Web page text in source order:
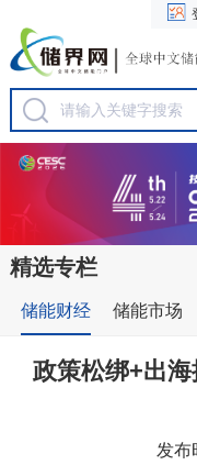
精选专栏
储能财经 储能市场
政策松绑+出
发布